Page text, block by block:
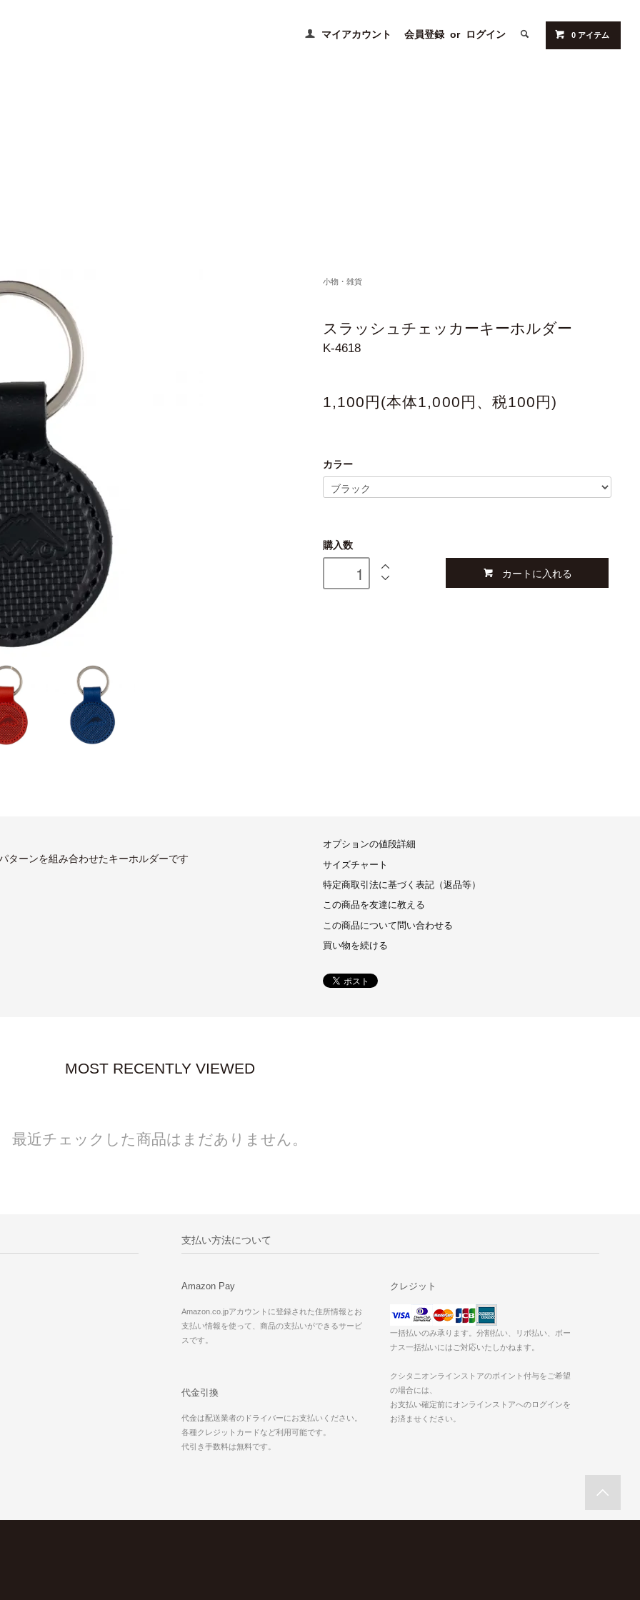
マイアカウント 会員登録 or ログイン 0 アイテム
小物・雑貨
スラッシュチェッカーキーホルダー
K-4618
1,100円(本体1,000円、税100円)
カラー
購入数
カートに入れる
ターンを組み合わせたキーホルダーです
オプションの値段詳細
サイズチャート
特定商取引法に基づく表記（返品等）
この商品を友達に教える
この商品について問い合わせる
買い物を続ける
MOST RECENTLY VIEWED
最近チェックした商品はまだありません。
支払い方法について
Amazon Pay
Amazon.co.jpアカウントに登録された住所情報とお
支払い情報を使って、商品の支払いができるサービ
スです。
クレジット
一括払いのみ承ります。分割払い、リボ払い、ボー
ナス一括払いにはご対応いたしかねます。
クシタニオンラインストアのポイント付与をご希望
の場合には、
お支払い確定前にオンラインストアへのログインを
お済ませください。
代金引換
代金は配送業者のドライバーにお支払いください。
各種クレジットカードなど利用可能です。
代引き手数料は無料です。